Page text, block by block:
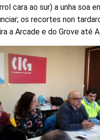
cara ao sur) a unha soa
os recortes non
a Arcade e do Grove até